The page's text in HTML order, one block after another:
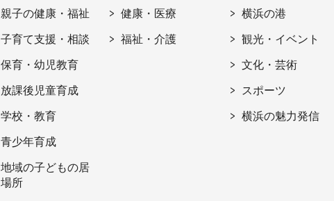
親子の健康・福祉
子育て支援・相談
保育・幼児教育
放課後児童育成
学校・教育
青少年育成
地域の子どもの居
場所
健康・医療
福祉・介護
横浜の港
観光・イベント
文化・芸術
スポーツ
横浜の魅力発信